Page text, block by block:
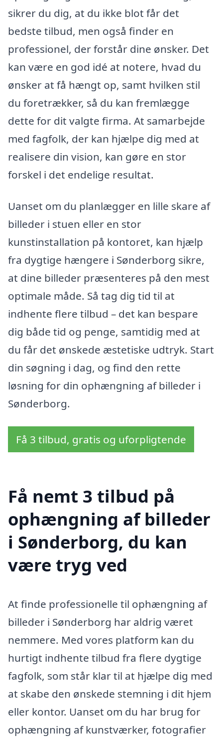
sikrer du dig, at du ikke blot får det
bedste tilbud, men også finder en
professionel, der forstår dine ønsker. Det
kan være en god idé at notere, hvad du
ønsker at få hængt op, samt hvilken stil
du foretrækker, så du kan fremlægge
dette for dit valgte firma. At samarbejde
med fagfolk, der kan hjælpe dig med at
realisere din vision, kan gøre en stor
forskel i det endelige resultat.
Uanset om du planlægger en lille skare af
billeder i stuen eller en stor
kunstinstallation på kontoret, kan hjælp
fra dygtige hængere i Sønderborg sikre,
at dine billeder præsenteres på den mest
optimale måde. Så tag dig tid til at
indhente flere tilbud – det kan bespare
dig både tid og penge, samtidig med at
du får det ønskede æstetiske udtryk. Start
din søgning i dag, og find den rette
løsning for din ophængning af billeder i
Sønderborg.
Få 3 tilbud, gratis og uforpligtende
Få nemt 3 tilbud på
ophængning af billeder
i Sønderborg, du kan
være tryg ved
At finde professionelle til ophængning af
billeder i Sønderborg har aldrig været
nemmere. Med vores platform kan du
hurtigt indhente tilbud fra flere dygtige
fagfolk, som står klar til at hjælpe dig med
at skabe den ønskede stemning i dit hjem
eller kontor. Uanset om du har brug for
ophængning af kunstværker, fotografier